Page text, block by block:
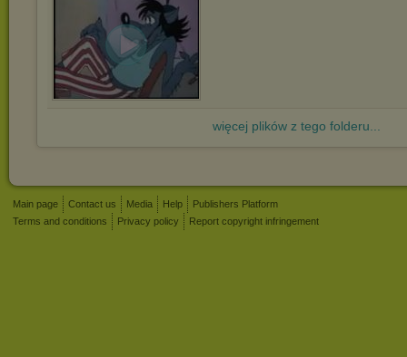
więcej plików z tego folderu...
Main page Contact us Media Help
Publishers Platform
Terms and conditions
Privacy policy Report copyright infringement